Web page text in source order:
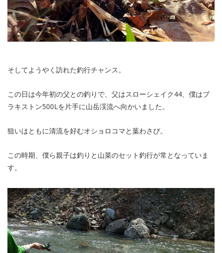
そしてようやく訪れた釣行チャンス。
この日は今年初の父との釣りで、父はスローシェイク44、僕はブ
ラキストン500Lを片手に山岳渓流へ向かいました。
狙いはともに清流を好むオショロコマと葉わさび。
この時期、僕ら親子は釣りと山菜のセット釣行が常となっていま
す。